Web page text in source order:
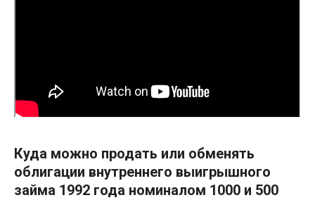
Куда можно продать или обменять
облигации внутреннего выигрышного
займа 1992 года номиналом 1000 и 500